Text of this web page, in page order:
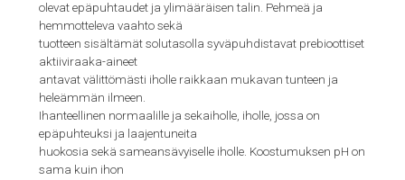
olevat epäpuhtaudet ja ylimääräisen talin. Pehmeä ja
hemmotteleva vaahto sekä
tuotteen sisältämät solutasolla syväpuhdistavat prebioottiset
aktiiviraaka-aineet
antavat välittömästi iholle raikkaan mukavan tunteen ja
heleämmän ilmeen.
Ihanteellinen normaalille ja sekaiholle, iholle, jossa on
epäpuhteuksi ja laajentuneita
huokosia sekä sameansävyiselle iholle. Koostumuksen pH on
sama kuin ihon